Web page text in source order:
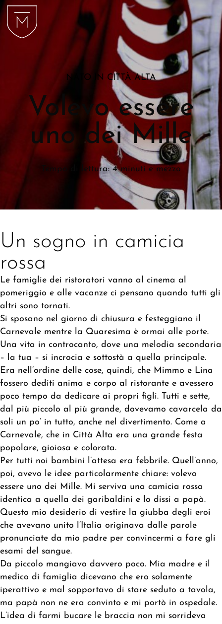
NATO IN CITTÀ ALTA
Volevo essere
uno dei Mille
Tempo di lettura: 4 minuti e mezzo
Un sogno in camicia
rossa
Le famiglie dei ristoratori vanno al cinema al
pomeriggio e alle vacanze ci pensano quando tutti gli
altri sono tornati.
Si sposano nel giorno di chiusura e festeggiano il
Carnevale mentre la Quaresima è ormai alle porte.
Una vita in controcanto, dove una melodia secondaria
– la tua – si incrocia e sottostà a quella principale.
Era nell’ordine delle cose, quindi, che Mimmo e Lina
fossero dediti anima e corpo al ristorante e avessero
poco tempo da dedicare ai propri figli. Tutti e sette,
dal più piccolo al più grande, dovevamo cavarcela da
soli un po’ in tutto, anche nel divertimento. Come a
Carnevale, che in Città Alta era una grande festa
popolare, gioiosa e colorata.
Per tutti noi bambini l’attesa era febbrile. Quell’anno,
poi, avevo le idee particolarmente chiare: volevo
essere uno dei Mille. Mi serviva una camicia rossa
identica a quella dei garibaldini e lo dissi a papà.
Questo mio desiderio di vestire la giubba degli eroi
che avevano unito l’Italia originava dalle parole
pronunciate da mio padre per convincermi a fare gli
esami del sangue.
Da piccolo mangiavo davvero poco. Mia madre e il
medico di famiglia dicevano che ero solamente
iperattivo e mal sopportavo di stare seduto a tavola,
ma papà non ne era convinto e mi portò in ospedale.
L’idea di farmi bucare le braccia non mi sorrideva